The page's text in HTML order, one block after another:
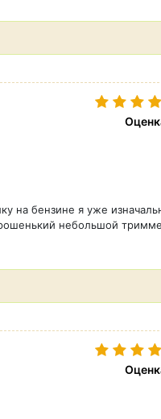
на бензине я уже
небольшой